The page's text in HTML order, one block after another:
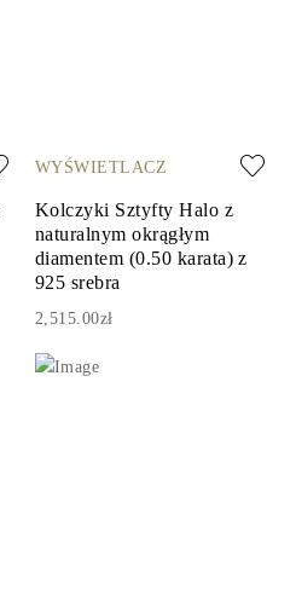
WYŚWIETLACZ
Kolczyki Sztyfty Halo z
naturalnym okrągłym
diamentem (0.50 karata) z
925 srebra
2,515.00zł